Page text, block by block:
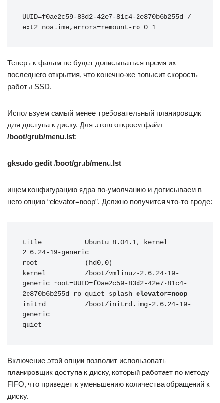
UUID=f0ae2c59-83d2-42e7-81c4-2e870b6b255d /
ext2 noatime,errors=remount-ro 0 1
Теперь к фалам не будет дописываться время их
последнего открытия, что конечно-же повысит скорость
работы SSD.
Используем самый менее требовательный планировщик
для доступа к диску. Для этого откроем файл
/boot/grub/menu.lst:
gksudo gedit /boot/grub/menu.lst
ищем конфигурацию ядра по-умолчанию и дописываем в
него опцию “elevator=noop”. Должно получится что-то вроде:
title           Ubuntu 8.04.1, kernel
2.6.24-19-generic
root            (hd0,0)
kernel          /boot/vmlinuz-2.6.24-19-
generic root=UUID=f0ae2c59-83d2-42e7-81c4-
2e870b6b255d ro quiet splash elevator=noop
initrd          /boot/initrd.img-2.6.24-19-
generic
quiet
Включение этой опции позволит использовать
планировщик доступа к диску, который работает по методу
FIFO, что приведет к уменьшению количества обращений к
диску.